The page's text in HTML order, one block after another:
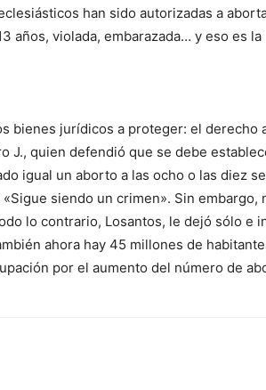
han sido autorizadas a
años, violada, embarazada… y eso es la
bienes jurídicos a proteger: el derecho
J., quien defendió que se debe
igual un aborto a las ocho o las diez
siendo un crimen». Sin embargo,
lo contrario, Losantos, le dejó sólo e
ahora hay 45 millones de
por el aumento del número de